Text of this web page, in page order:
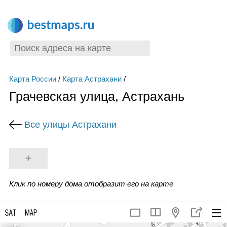
Карта России/ Карта Астрахани/
Грачевская улица, Астрахань
Все улицы Астрахани
+
Клик по номеру дома отобразит его на карте